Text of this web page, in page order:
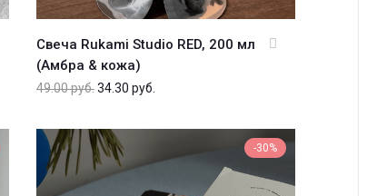
Свеча Rukami Studio RED, 200 мл
(Амбра & кожа)
49.00руб.34.30 руб.
-30%